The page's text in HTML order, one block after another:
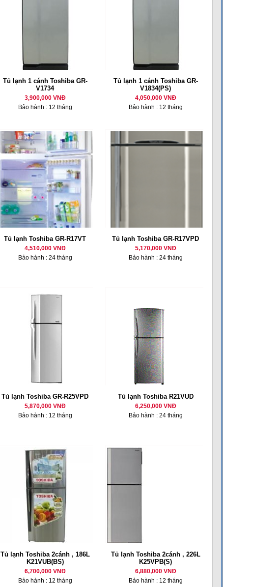
Tủ lạnh 1 cánh Toshiba GR-
V1734
3,900,000 VNĐ
Bảo hành : 12 tháng
Tủ lạnh 1 cánh Toshiba GR-
V1834(PS)
4,050,000 VNĐ
Bảo hành : 12 tháng
Tủ lạnh Toshiba GR-R17VT
4,510,000 VNĐ
Bảo hành : 24 tháng
Tủ lạnh Toshiba GR-R17VPD
5,170,000 VNĐ
Bảo hành : 24 tháng
Tủ lạnh Toshiba GR-R25VPD
5,870,000 VNĐ
Bảo hành : 12 tháng
Tủ lạnh Toshiba R21VUD
6,250,000 VNĐ
Bảo hành : 24 tháng
Tủ lạnh Toshiba 2cánh , 186L
K21VUB(BS)
6,700,000 VNĐ
Bảo hành : 12 tháng
Tủ lạnh Toshiba 2cánh , 226L
K25VPB(S)
6,880,000 VNĐ
Bảo hành : 12 tháng